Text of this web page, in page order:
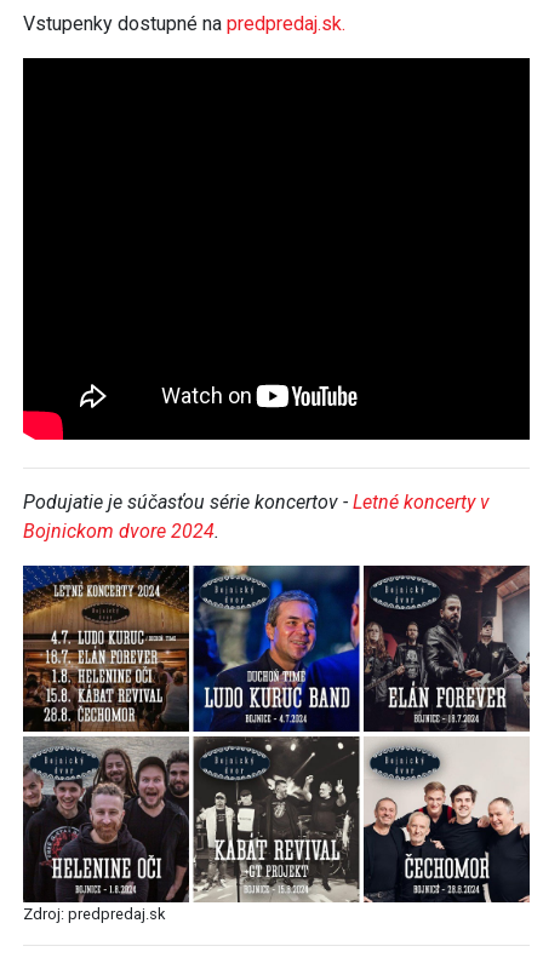
Vstupenky dostupné na predpredaj.sk.
Podujatie je súčasťou série koncertov - Letné koncerty v
Bojnickom dvore 2024.
Zdroj: predpredaj.sk